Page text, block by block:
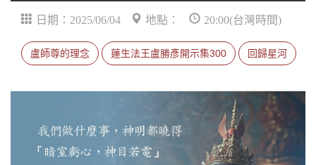
日期：2025/06/04 地點： 20:00(台灣時間)
盧師尊的理念 蓮生法王盧勝彥開示集300 回歸星河